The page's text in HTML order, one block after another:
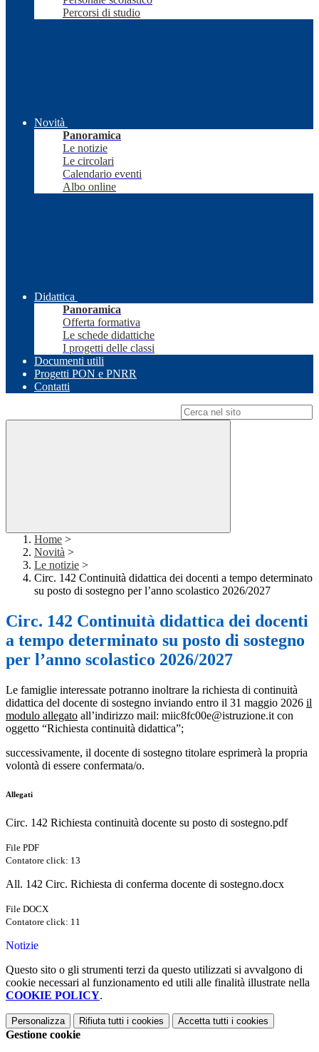
Percorsi di studio
Novità
Panoramica
Le notizie
Le circolari
Calendario eventi
Albo online
Didattica
Panoramica
Offerta formativa
Le schede didattiche
I progetti delle classi
Documenti utili
Progetti PON e PNRR
Contatti
Home >
Novità >
Le notizie >
Circ. 142 Continuità didattica dei docenti a tempo determinato
su posto di sostegno per l’anno scolastico 2026/2027
Circ. 142 Continuità didattica dei docenti
a tempo determinato su posto di sostegno
per l’anno scolastico 2026/2027
Le famiglie interessate potranno inoltrare la richiesta di continuità
didattica del docente di sostegno inviando entro il 31 maggio 2026 il
modulo allegato all’indirizzo mail: miic8fc00e@istruzione.it con
oggetto “Richiesta continuità didattica”;
successivamente, il docente di sostegno titolare esprimerà la propria
volontà di essere confermata/o.
Allegati
Circ. 142 Richiesta continuità docente su posto di sostegno.pdf
File PDF
Contatore click: 13
All. 142 Circ. Richiesta di conferma docente di sostegno.docx
File DOCX
Contatore click: 11
Notizie
Questo sito o gli strumenti terzi da questo utilizzati si avvalgono di
cookie necessari al funzionamento ed utili alle finalità illustrate nella
COOKIE POLICY.
Personalizza Rifiuta tutti i cookies Accetta tutti i cookies
Gestione cookie